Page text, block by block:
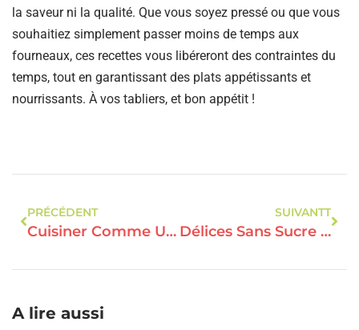
la saveur ni la qualité. Que vous soyez pressé ou que vous
souhaitiez simplement passer moins de temps aux
fourneaux, ces recettes vous libéreront des contraintes du
temps, tout en garantissant des plats appétissants et
nourrissants. À vos tabliers, et bon appétit !
PRÉCÉDENT
Cuisiner Comme Un Chef Avec Seulement Trois Ingrédients Essentiels !
SUIVANTT
Délices Sans Sucre : Sublimez Vos Desserts Avec Des Alternatives Gourmandes
A lire aussi